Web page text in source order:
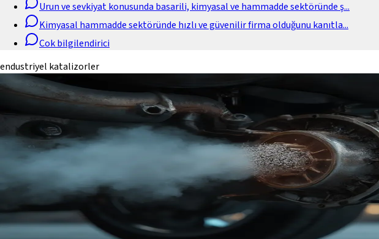
Urun ve sevkiyat konusunda basarili, kimyasal ve hammadde sektöründe ş...
Kimyasal hammadde sektöründe hızlı ve güvenilir firma olduğunu kanıtla...
Cok bilgilendirici
endustriyel katalizorler